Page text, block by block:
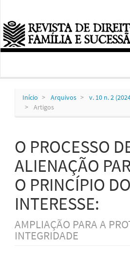
Conteúdo
principal
Barra
Lateral
Início Arquivos
v. 10 n. 2
Artigos
O PROCESSO
ALIENAÇÃO
O PRINCÍPIO
INTERESSE:
AMPLIAÇÃO PARA A
INTEGRIDADE